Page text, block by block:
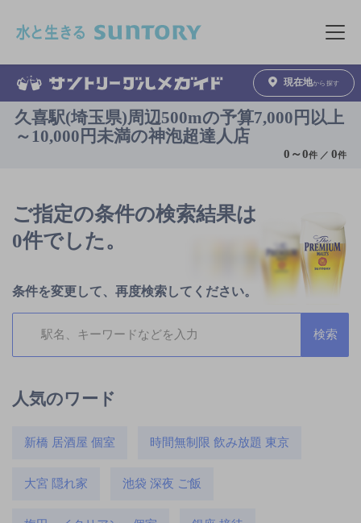
メニュ
現在地から探す
久喜駅(埼玉県)周辺500mの予算7,000円以上
～10,000円未満の神泡超達人店
0 ～0件 ／0件
ご指定の条件の検索結果は
0件でした。
条件を変更して、再度検索してください。
人気のワード
新橋 居酒屋 個室 時間無制限 飲み放題 東京
大宮 隠れ家 池袋 深夜 ご飯